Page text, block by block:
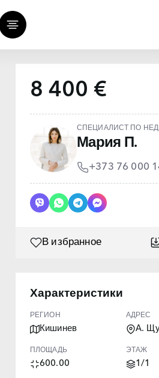
8 400 €
СПЕЦИАЛИСТ ПО
Мария П.
+373 76 000
В избранное
Характеристики
РЕГИОН
Кишинев
АДРЕС
А.
ПЛОЩАДЬ
600.00
ЭТАЖ
1/1